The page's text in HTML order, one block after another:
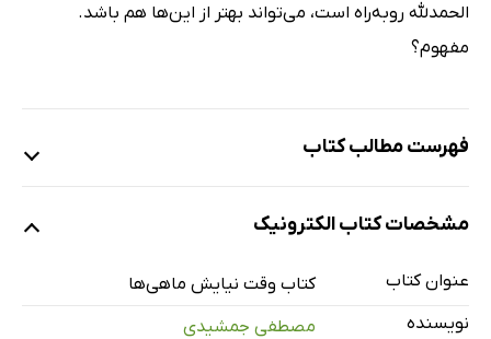
الحمدلله روبه‌راه است، می‌تواند بهتر از این‌ها هم باشد.
مفهوم؟
فهرست مطالب کتاب
بازیافته‌های شهر دلتنگ
کتاب اول
مشخصات کتاب الکترونیک
عنوان کتاب
کتاب وقت نیایش ماهی‌ها
نویسنده
مصطفی جمشیدی